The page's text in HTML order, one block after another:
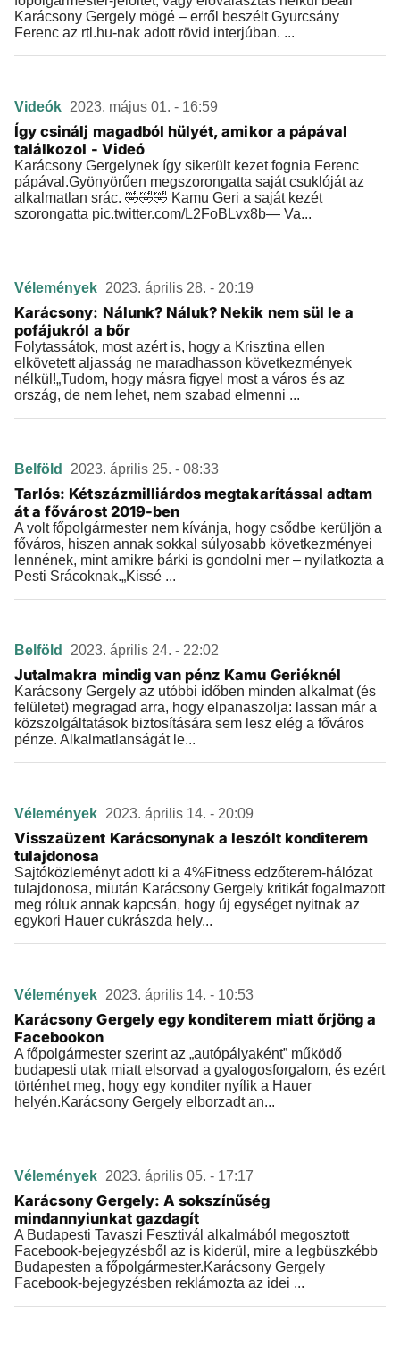
Karácsony Gergely mögé – erről beszélt Gyurcsány
Ferenc az rtl.hu-nak adott rövid interjúban. ...
Videók 2023. május 01. - 16:59
Így csinálj magadból hülyét, amikor a pápával
találkozol - Videó
Karácsony Gergelynek így sikerült kezet fognia Ferenc
pápával.Gyönyörűen megszorongatta saját csuklóját az
alkalmatlan srác. 🤣🤣🤣 Kamu Geri a saját kezét
szorongatta pic.twitter.com/L2FoBLvx8b— Va...
Vélemények 2023. április 28. - 20:19
Karácsony: Nálunk? Náluk? Nekik nem sül le a
pofájukról a bőr
Folytassátok, most azért is, hogy a Krisztina ellen
elkövetett aljasság ne maradhasson következmények
nélkül!„Tudom, hogy másra figyel most a város és az
ország, de nem lehet, nem szabad elmenni ...
Belföld 2023. április 25. - 08:33
Tarlós: Kétszázmilliárdos megtakarítással adtam
át a fővárost 2019-ben
A volt főpolgármester nem kívánja, hogy csődbe kerüljön a
főváros, hiszen annak sokkal súlyosabb következményei
lennének, mint amikre bárki is gondolni mer – nyilatkozta a
Pesti Srácoknak.„Kissé ...
Belföld 2023. április 24. - 22:02
Jutalmakra mindig van pénz Kamu Geriéknél
Karácsony Gergely az utóbbi időben minden alkalmat (és
felületet) megragad arra, hogy elpanaszolja: lassan már a
közszolgáltatások biztosítására sem lesz elég a főváros
pénze. Alkalmatlanságát le...
Vélemények 2023. április 14. - 20:09
Visszaüzent Karácsonynak a leszólt konditerem
tulajdonosa
Sajtóközleményt adott ki a 4%Fitness edzőterem-hálózat
tulajdonosa, miután Karácsony Gergely kritikát fogalmazott
meg róluk annak kapcsán, hogy új egységet nyitnak az
egykori Hauer cukrászda hely...
Vélemények 2023. április 14. - 10:53
Karácsony Gergely egy konditerem miatt őrjöng a
Facebookon
A főpolgármester szerint az „autópályaként” működő
budapesti utak miatt elsorvad a gyalogosforgalom, és ezért
történhet meg, hogy egy konditer nyílik a Hauer
helyén.Karácsony Gergely elborzadt an...
Vélemények 2023. április 05. - 17:17
Karácsony Gergely: A sokszínűség
mindannyiunkat gazdagít
A Budapesti Tavaszi Fesztivál alkalmából megosztott
Facebook-bejegyzésből az is kiderül, mire a legbüszkébb
Budapesten a főpolgármester.Karácsony Gergely
Facebook-bejegyzésben reklámozta az idei ...